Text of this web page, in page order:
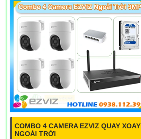
COMBO 4 CAMERA EZVIZ QUAY XOAY
NGOÀI TRỜI